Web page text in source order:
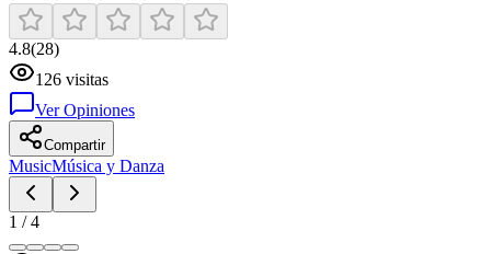
4.8(28)
126 visitas
Ver Opiniones
Compartir
MusicMúsica y Danza
1 /4